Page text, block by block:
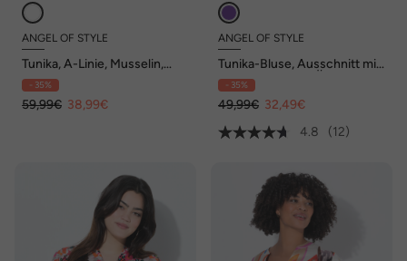
ANGEL OF STYLE
Tunika, A-Linie, Musselin,
Streifen, Volants
- 35%
59,99€ 38,99€
ANGEL OF STYLE
Tunika-Bluse, Ausschnitt mit
Knopfleiste, 3/4-Ärmel,
Volants
- 35%
49,99€ 32,49€
4.8
(12)